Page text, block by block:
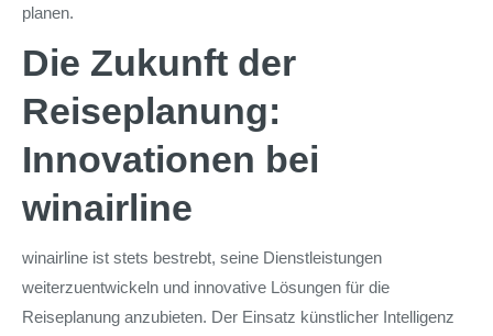
planen.
Die Zukunft der
Reiseplanung:
Innovationen bei
winairline
winairline ist stets bestrebt, seine Dienstleistungen
weiterzuentwickeln und innovative Lösungen für die
Reiseplanung anzubieten. Der Einsatz künstlicher Intelligenz